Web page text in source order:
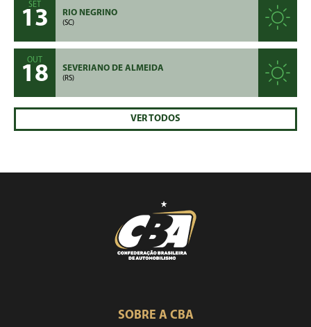
SET
13 RIO NEGRINO
(SC)
OUT
18 SEVERIANO DE ALMEIDA
(RS)
VER TODOS
SOBRE A CBA